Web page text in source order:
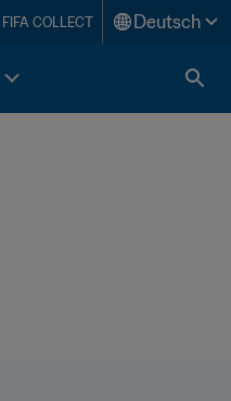
FIFA COLLECT Deutsch